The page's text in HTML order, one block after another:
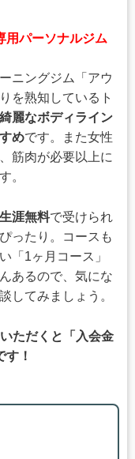
用パーソナルジム
ニングジム「アウ
を熟知しているト
綺麗なボディライン
めです。また女性
筋肉が必要以上に
。
涯無料で受けられ
ったり。コースも
「1ヶ月コース」
あるので、気にな
してみましょう。
ただくと「入会金
！